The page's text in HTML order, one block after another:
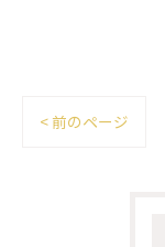
< 前のページ